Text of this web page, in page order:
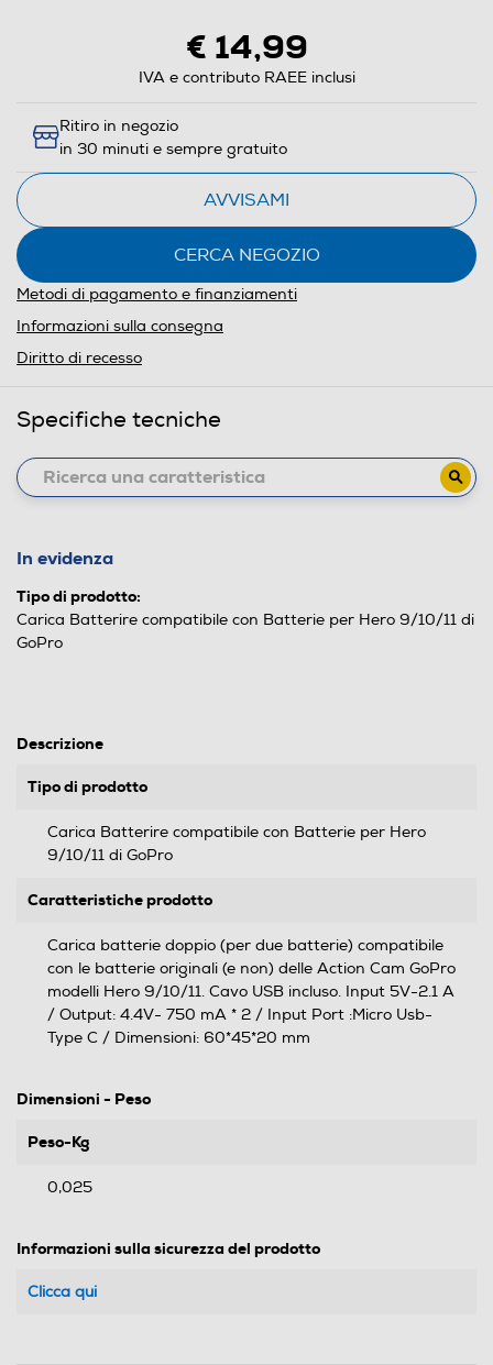
€ 14,99
IVA e contributo RAEE inclusi
Ritiro in negozio
in 30 minuti e sempre gratuito
AVVISAMI
CERCA NEGOZIO
Metodi di pagamento e finanziamenti
Informazioni sulla consegna
Diritto di recesso
Specifiche tecniche
In evidenza
Tipo di prodotto:
Carica Batterire compatibile con Batterie per Hero 9/10/11 di
GoPro
Descrizione
Tipo di prodotto
Carica Batterire compatibile con Batterie per Hero
9/10/11 di GoPro
Caratteristiche prodotto
Carica batterie doppio (per due batterie) compatibile
con le batterie originali (e non) delle Action Cam GoPro
modelli Hero 9/10/11. Cavo USB incluso. Input 5V-2.1 A
/ Output: 4.4V- 750 mA * 2 / Input Port :Micro Usb-
Type C / Dimensioni: 60*45*20 mm
Dimensioni - Peso
Peso-Kg
0,025
Informazioni sulla sicurezza del prodotto
Clicca qui